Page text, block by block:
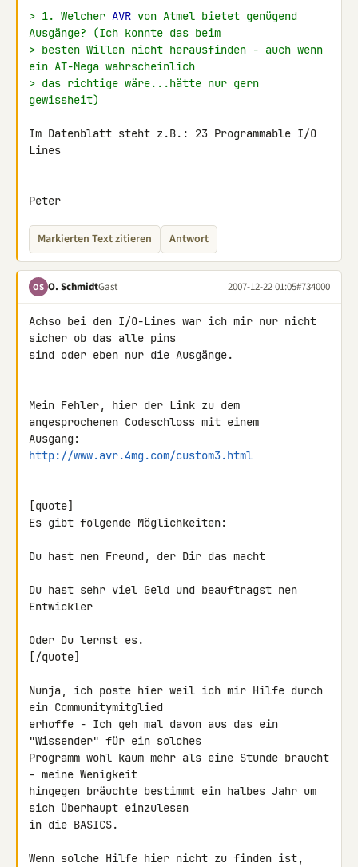
> 1. Welcher AVR von Atmel bietet genügend
Ausgänge? (Ich konnte das beim
> besten Willen nicht herausfinden - auch wenn
ein AT-Mega wahrscheinlich
> das richtige wäre...hätte nur gern
gewissheit)
Im Datenblatt steht z.B.: 23 Programmable I/O
Lines
Peter
Markierten Text zitieren Antwort
OS O. SchmidtGast 2007-12-22 01:05#734000
Achso bei den I/O-Lines war ich mir nur nicht
sicher ob das alle pins
sind oder eben nur die Ausgänge.
Mein Fehler, hier der Link zu dem
angesprochenen Codeschloss mit einem
http://www.avr.4mg.com/custom3.html
[quote]
Es gibt folgende Möglichkeiten:
Du hast nen Freund, der Dir das macht
Du hast sehr viel Geld und beauftragst nen
Entwickler
Oder Du lernst es.
[/quote]
Nunja, ich poste hier weil ich mir Hilfe durch
ein Communitymitglied
erhoffe - Ich geh mal davon aus das ein
"Wissender" für ein solches
Programm wohl kaum mehr als eine Stunde braucht
- meine Wenigkeit
hingegen bräuchte bestimmt ein halbes Jahr um
sich überhaupt einzulesen
in die BASICS.
Wenn solche Hilfe hier nicht zu finden ist,